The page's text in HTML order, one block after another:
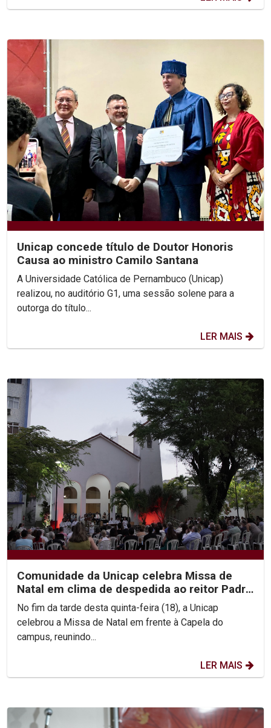
Unicap concede título de Doutor Honoris
Causa ao ministro Camilo Santana
A Universidade Católica de Pernambuco (Unicap)
realizou, no auditório G1, uma sessão solene para a
outorga do título...
LER MAIS
Comunidade da Unicap celebra Missa de
Natal em clima de despedida ao reitor Padre
Pedro Rubens
No fim da tarde desta quinta-feira (18), a Unicap
celebrou a Missa de Natal em frente à Capela do
campus, reunindo...
LER MAIS